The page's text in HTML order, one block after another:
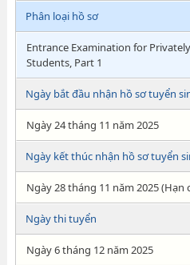
Phân loại hồ sơ
Entrance Examination for
Students, Part 1
Ngày bắt đầu nhận hồ sơ tuyển
Ngày 24 tháng 11 năm 2025
Ngày kết thúc nhận hồ sơ tuyển
Ngày 28 tháng 11 năm 2025
Ngày thi tuyển
Ngày 6 tháng 12 năm 2025